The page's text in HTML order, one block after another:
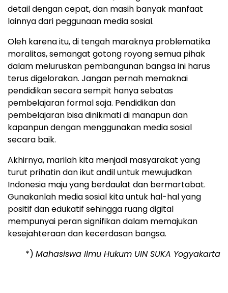
detail dengan cepat, dan masih banyak manfaat
lainnya dari peggunaan media sosial.
Oleh karena itu, di tengah maraknya problematika
moralitas, semangat gotong royong semua pihak
dalam meluruskan pembangunan bangsa ini harus
terus digelorakan. Jangan pernah memaknai
pendidikan secara sempit hanya sebatas
pembelajaran formal saja. Pendidikan dan
pembelajaran bisa dinikmati di manapun dan
kapanpun dengan menggunakan media sosial
secara baik.
Akhirnya, marilah kita menjadi masyarakat yang
turut prihatin dan ikut andil untuk mewujudkan
Indonesia maju yang berdaulat dan bermartabat.
Gunakanlah media sosial kita untuk hal-hal yang
positif dan edukatif sehingga ruang digital
mempunyai peran signifikan dalam memajukan
kesejahteraan dan kecerdasan bangsa.
*) Mahasiswa Ilmu Hukum UIN SUKA Yogyakarta